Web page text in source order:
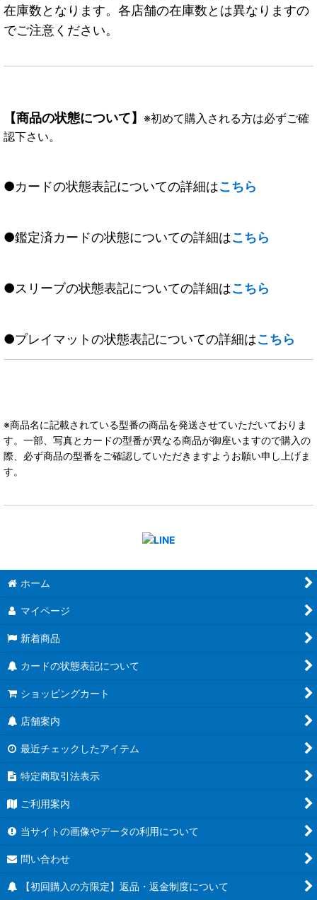
在庫数となります。各店舗の在庫数とは異なりますの
でご注意ください。
【商品の状態について】 ※初めて購入される方は必ずご確
認下さい。
●カードの状態表記についての詳細はこちら
●鑑定済カードの状態についての詳細はこちら
●スリーブの状態表記についての詳細はこちら
●プレイマットの状態表記についての詳細はこちら
※商品名に記載されている型番の商品を発送させていただいておりま
す。一部、写真とカードの型番が異なる商品が御座いますので購入の
際、必ず商品の型番をご確認していただきますようお願い申し上げま
す。
ホーム
マイページ
新着商品
カードの状態表記について
ショッピングカート
店舗案内
最近チェックしたアイテム
特定商取引法表示
ご利用案内
当サイトの画像やデータの利用について
問い合わせ
【初回購入の方限定】返品・返金制度について